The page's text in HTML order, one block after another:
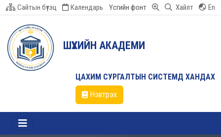
Сайтын бүтэц Календарь Үсгийн фонт Хайлт En
ШҮҮХИЙН АКАДЕМИ
ЦАХИМ СУРГАЛТЫН СИСТЕМД ХАНДАХ
Нэвтрэх